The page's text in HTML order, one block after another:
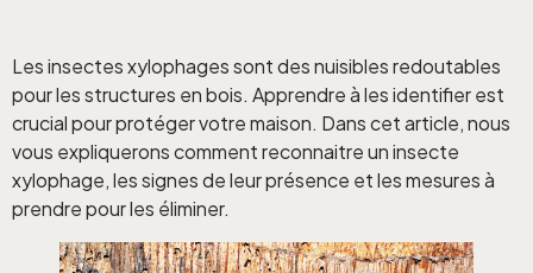
Les insectes xylophages sont des nuisibles redoutables
pour les structures en bois. Apprendre à les identifier est
crucial pour protéger votre maison. Dans cet article, nous
vous expliquerons comment reconnaitre un insecte
xylophage, les signes de leur présence et les mesures à
prendre pour les éliminer.